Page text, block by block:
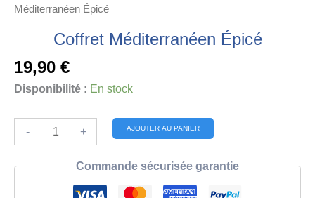
Méditerranéen Épicé
Coffret Méditerranéen Épicé
19,90 €
Disponibilité : En stock
-
de
Coffret
Méditerranéen
+ AJOUTER AU PANIER
Commande sécurisée garantie